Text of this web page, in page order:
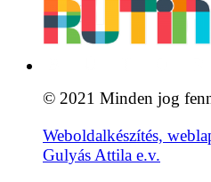
© 2021 Minden jog
Weboldalkészítés,
Gulyás Attila e.v.